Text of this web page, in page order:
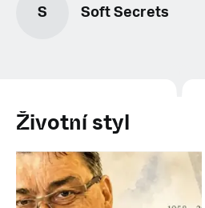
S Soft Secrets
Životní styl